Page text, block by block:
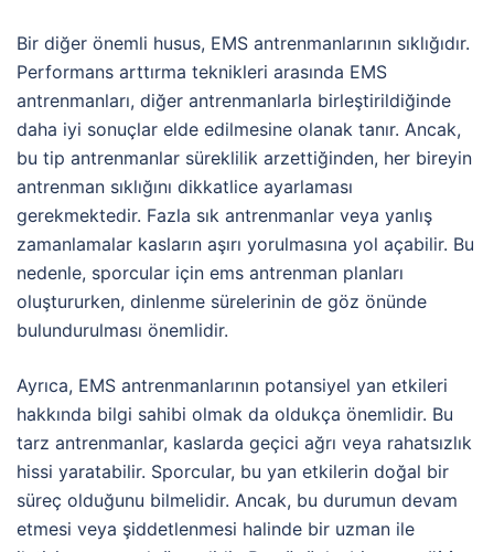
Bir diğer önemli husus, EMS antrenmanlarının sıklığıdır.
Performans arttırma teknikleri arasında EMS
antrenmanları, diğer antrenmanlarla birleştirildiğinde
daha iyi sonuçlar elde edilmesine olanak tanır. Ancak,
bu tip antrenmanlar süreklilik arzettiğinden, her bireyin
antrenman sıklığını dikkatlice ayarlaması
gerekmektedir. Fazla sık antrenmanlar veya yanlış
zamanlamalar kasların aşırı yorulmasına yol açabilir. Bu
nedenle, sporcular için ems antrenman planları
oluştururken, dinlenme sürelerinin de göz önünde
bulundurulması önemlidir.
Ayrıca, EMS antrenmanlarının potansiyel yan etkileri
hakkında bilgi sahibi olmak da oldukça önemlidir. Bu
tarz antrenmanlar, kaslarda geçici ağrı veya rahatsızlık
hissi yaratabilir. Sporcular, bu yan etkilerin doğal bir
süreç olduğunu bilmelidir. Ancak, bu durumun devam
etmesi veya şiddetlenmesi halinde bir uzman ile